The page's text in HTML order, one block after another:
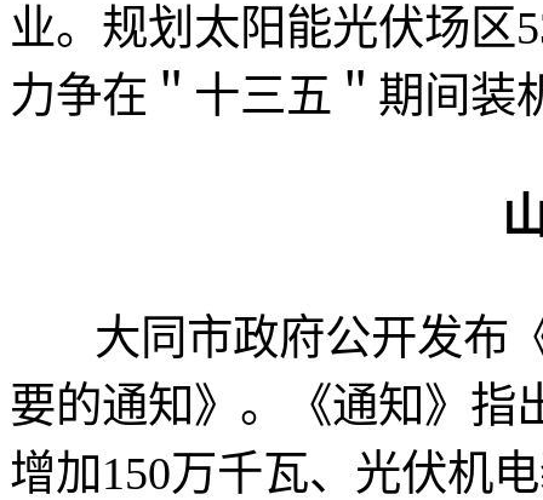
业。规划太阳能光伏场区
力争在＂十三五＂期间装
大同市政府公开发布《
要的通知》。《通知》指
增加150万千瓦、光伏机